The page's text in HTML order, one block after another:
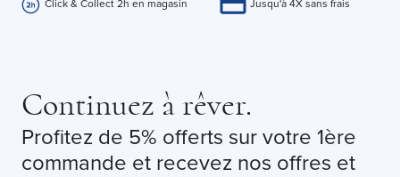
Click & Collect 2h en magasin Jusqu'à 4X sans frais
Continuez à rêver.
Profitez de 5% offerts sur votre 1ère
commande et recevez nos offres et